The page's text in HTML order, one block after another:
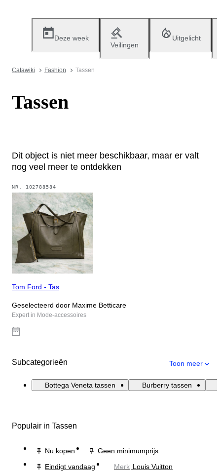
Deze week
Veilingen
Uitgelicht
Catawiki Fashion Tassen
Tassen
Dit object is niet meer beschikbaar, maar er valt
nog veel meer te ontdekken
NR. 102788584
Tom Ford - Tas
Geselecteerd door Maxime Betticare
Expert in Mode-accessoires
Subcategorieën Toon meer
Bottega Veneta tassen Burberry tassen
Populair in Tassen
Nu kopen
Geen minimumprijs
Eindigt vandaag
Merk Louis Vuitton